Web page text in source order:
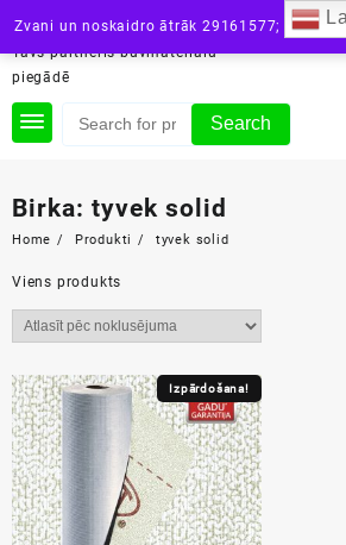
Zvani un noskaidro ātrāk 29161577; vai
content
siltini.lv
Tavs partneris būvmateriālu
piegādē
Search
Birka: tyvek solid
Home Produkti tyvek solid
Viens produkts
Izpārdošana!